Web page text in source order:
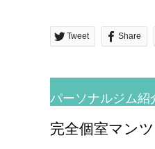
Tweet Share
パーソナルジム紹
完全個室マン